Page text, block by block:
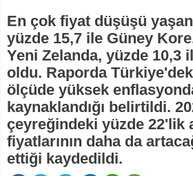
En çok fiyat düşüşü
yüzde 15,7 ile Güney
Yeni Zelanda, yüzde 10,3
oldu. Raporda
ölçüde yüksek
kaynaklandığı belirtildi.
çeyreğindeki yüzde 22'lik
fiyatlarının daha da
ettiği kaydedildi.